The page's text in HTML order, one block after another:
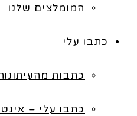
המומלצים שלנו
כתבו עלי
כתבות
כתבו עלי –